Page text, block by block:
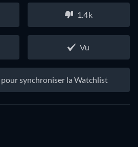
1.4k
Vu
pour synchroniser la Watchlist